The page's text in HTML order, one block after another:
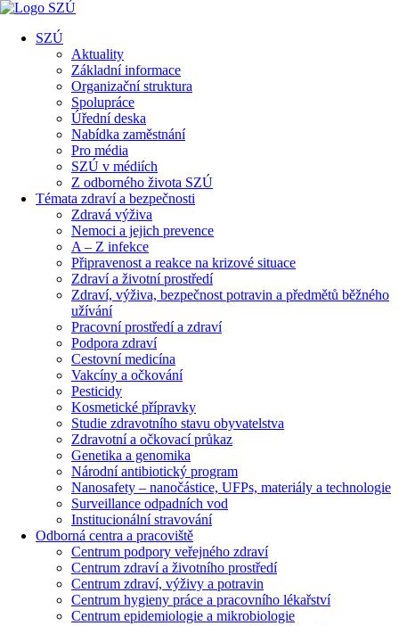
SZÚ
Aktuality
Základní informace
Organizační struktura
Spolupráce
Úřední deska
Nabídka zaměstnání
Pro média
SZÚ v médiích
Z odborného života SZÚ
Témata zdraví a bezpečnosti
Zdravá výživa
Nemoci a jejich prevence
A – Z infekce
Připravenost a reakce na krizové situace
Zdraví a životní prostředí
Zdraví, výživa, bezpečnost potravin a předmětů běžného
užívání
Pracovní prostředí a zdraví
Podpora zdraví
Cestovní medicína
Vakcíny a očkování
Pesticidy
Kosmetické přípravky
Studie zdravotního stavu obyvatelstva
Zdravotní a očkovací průkaz
Genetika a genomika
Národní antibiotický program
Nanosafety – nanočástice, UFPs, materiály a technologie
Surveillance odpadních vod
Institucionální stravování
Odborná centra a pracoviště
Centrum podpory veřejného zdraví
Centrum zdraví a životního prostředí
Centrum zdraví, výživy a potravin
Centrum hygieny práce a pracovního lékařství
Centrum epidemiologie a mikrobiologie